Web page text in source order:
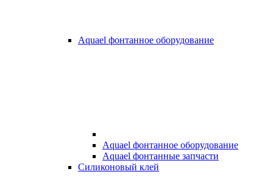
Aquael фонтанное оборудование
Aquael фонтанное оборудование
Aquael фонтанные запчасти
Силиконовый клей